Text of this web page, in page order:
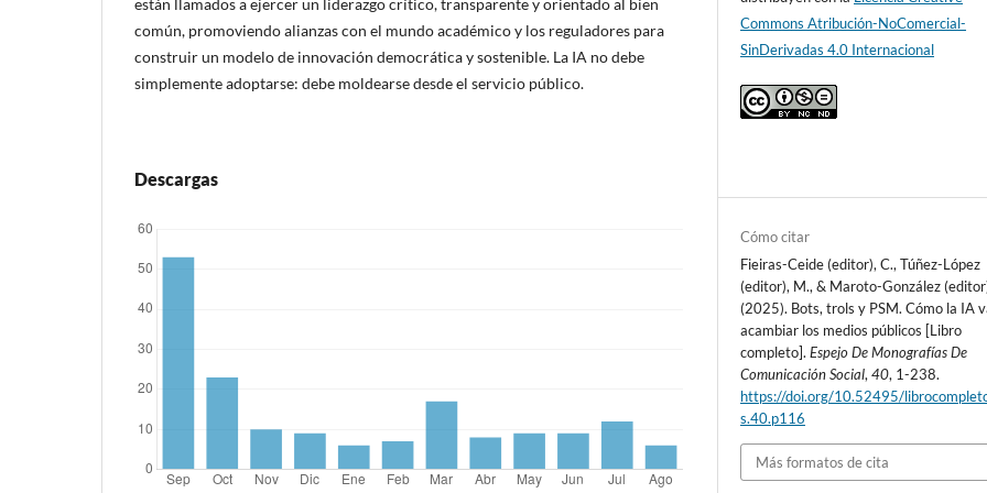
están llamados a ejercer un liderazgo crítico, transparente y orientado al bien
común, promoviendo alianzas con el mundo académico y los reguladores para
construir un modelo de innovación democrática y sostenible. La IA no debe
simplemente adoptarse: debe moldearse desde el servicio público.
Descargas
Commons Atribución-NoComercial-
SinDerivadas 4.0 Internacional
Cómo citar
Fieiras-Ceide (editor), C., Túñez-López
(editor), M., & Maroto-González
(2025). Bots, trols y PSM. Cómo la IA
acambiar los medios públicos [Libro
completo].Espejo De Monografías De
Comunicación Social,40, 1-238.
https://doi.org/10.52495/
s.40.p116
Más formatos de cita